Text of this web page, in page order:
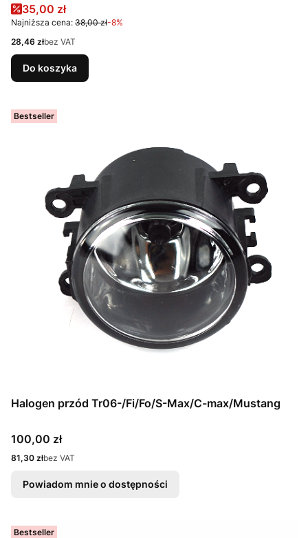
Cena promocyjna
35,00 zł
Najniższa cena: 38,00 zł-8%
Cena
28,46 złbez VAT
Do koszyka
Bestseller
Halogen przód Tr06-/Fi/Fo/S-Max/C-max/Mustang
Cena
100,00 zł
Cena
81,30 złbez VAT
Powiadom mnie o dostępności
Bestseller